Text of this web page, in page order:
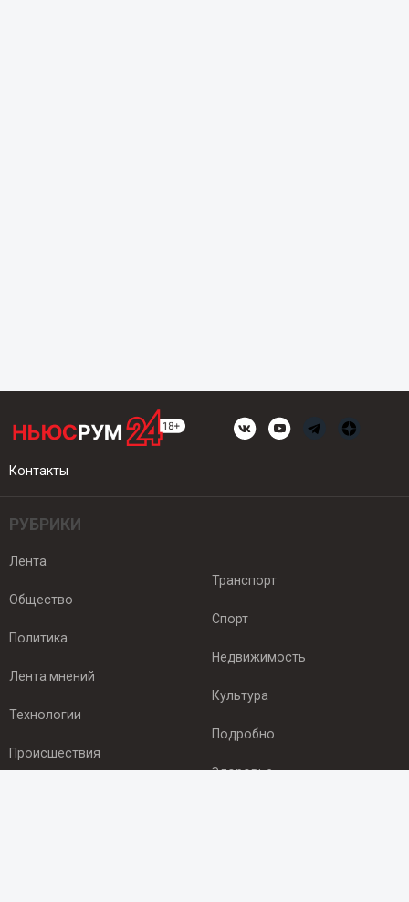
Контакты
РУБРИКИ
Лента
Общество
Политика
Лента мнений
Технологии
Происшествия
Транспорт
Спорт
Недвижимость
Культура
Подробно
Здоровье